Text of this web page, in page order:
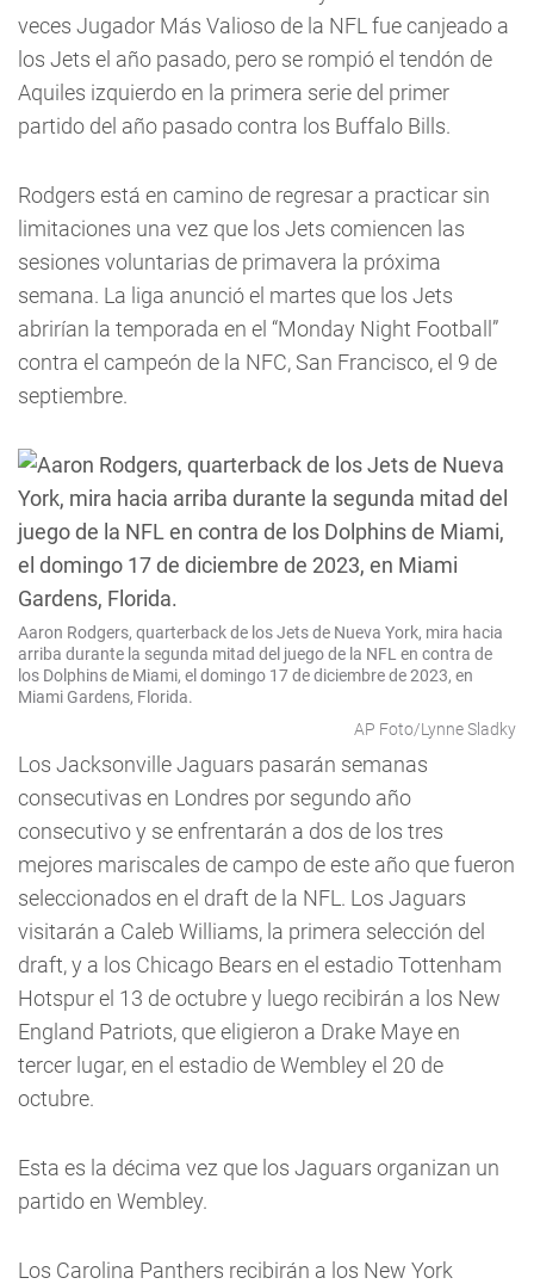
veces Jugador Más Valioso de la NFL fue canjeado a
los Jets el año pasado, pero se rompió el tendón de
Aquiles izquierdo en la primera serie del primer
partido del año pasado contra los Buffalo Bills.
Rodgers está en camino de regresar a practicar sin
limitaciones una vez que los Jets comiencen las
sesiones voluntarias de primavera la próxima
semana. La liga anunció el martes que los Jets
abrirían la temporada en el “Monday Night Football”
contra el campeón de la NFC, San Francisco, el 9 de
septiembre.
Aaron Rodgers, quarterback de los Jets de Nueva York, mira hacia
arriba durante la segunda mitad del juego de la NFL en contra de
los Dolphins de Miami, el domingo 17 de diciembre de 2023, en
Miami Gardens, Florida.
AP Foto/Lynne Sladky
Los Jacksonville Jaguars pasarán semanas
consecutivas en Londres por segundo año
consecutivo y se enfrentarán a dos de los tres
mejores mariscales de campo de este año que fueron
seleccionados en el draft de la NFL. Los Jaguars
visitarán a Caleb Williams, la primera selección del
draft, y a los Chicago Bears en el estadio Tottenham
Hotspur el 13 de octubre y luego recibirán a los New
England Patriots, que eligieron a Drake Maye en
tercer lugar, en el estadio de Wembley el 20 de
octubre.
Esta es la décima vez que los Jaguars organizan un
partido en Wembley.
Los Carolina Panthers recibirán a los New York